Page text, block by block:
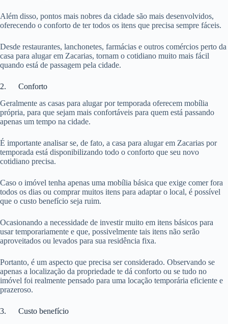
Além disso, pontos mais nobres da cidade são mais desenvolvidos,
oferecendo o conforto de ter todos os itens que precisa sempre fáceis.
Desde restaurantes, lanchonetes, farmácias e outros comércios perto da
casa para alugar em Zacarias, tornam o cotidiano muito mais fácil
quando está de passagem pela cidade.
2. Conforto
Geralmente as casas para alugar por temporada oferecem mobília
própria, para que sejam mais confortáveis para quem está passando
apenas um tempo na cidade.
É importante analisar se, de fato, a casa para alugar em Zacarias por
temporada está disponibilizando todo o conforto que seu novo
cotidiano precisa.
Caso o imóvel tenha apenas uma mobília básica que exige comer fora
todos os dias ou comprar muitos itens para adaptar o local, é possível
que o custo benefício seja ruim.
Ocasionando a necessidade de investir muito em itens básicos para
usar temporariamente e que, possivelmente tais itens não serão
aproveitados ou levados para sua residência fixa.
Portanto, é um aspecto que precisa ser considerado. Observando se
apenas a localização da propriedade te dá conforto ou se tudo no
imóvel foi realmente pensado para uma locação temporária eficiente e
prazeroso.
3. Custo benefício